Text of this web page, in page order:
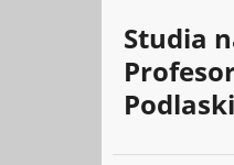
Studia